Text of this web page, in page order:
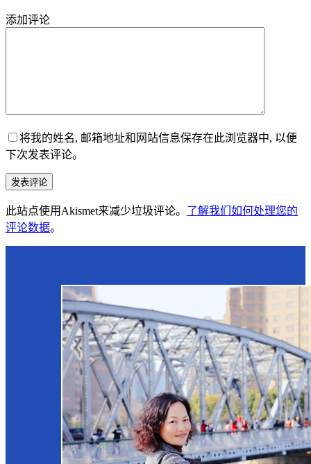
添加评论
将我的姓名, 邮箱地址和网站信息保存在此浏览器中, 以便
下次发表评论。
发表评论
此站点使用Akismet来减少垃圾评论。 了解我们如何处理您的
评论数据。